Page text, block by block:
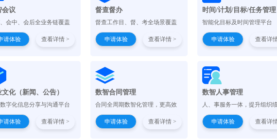
会议
会中、会后全业务链覆盖
请体验 查看详情 >
督查督办
督查工作目、督、考全场景覆盖
申请体验 查看详情 >
时间/计划/目标/任务管理
智能化目标及时间管理平台
申请体验 查看详
化（新闻、公告）
字化信息分享与沟通平台
请体验 查看详情 >
数智合同管理
合同全周期数智化管理，更高效
申请体验 查看详情 >
数智人事管理
人、事服务一体，提升组织
申请体验 查看详